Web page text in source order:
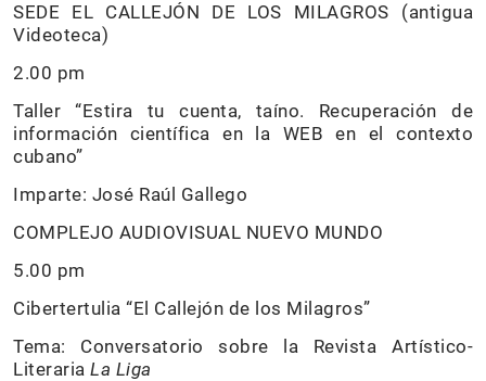
SEDE EL CALLEJÓN DE LOS MILAGROS (antigua
Videoteca)
2.00 pm
Taller “Estira tu cuenta, taíno. Recuperación de
información científica en la WEB en el contexto
cubano”
Imparte: José Raúl Gallego
COMPLEJO AUDIOVISUAL NUEVO MUNDO
5.00 pm
Cibertertulia “El Callejón de los Milagros”
Tema: Conversatorio sobre la Revista Artístico-
Literaria La Liga